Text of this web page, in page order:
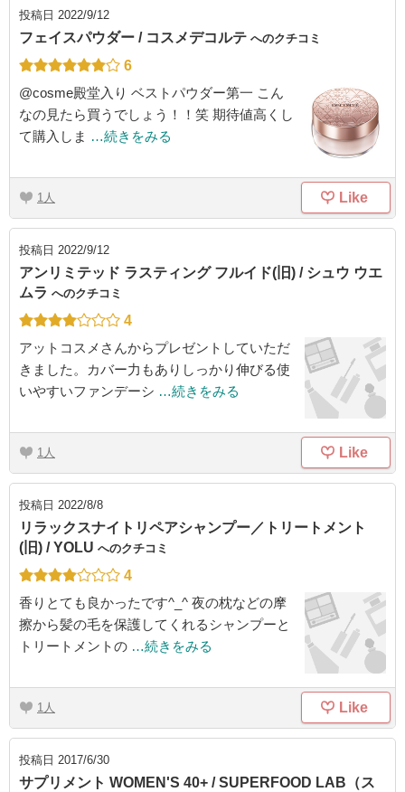
投稿日 2022/9/12
フェイスパウダー / コスメデコルテ へのクチコミ
6
@cosme殿堂入り ベストパウダー第一 こん
なの見たら買うでしょう！！笑 期待値高くし
て購入しま …続きをみる
1 Like
投稿日 2022/9/12
アンリミテッド ラスティング フルイド(旧) / シュウ ウエ
ムラ へのクチコミ
4
アットコスメさんからプレゼントしていただ
きました。カバー力もありしっかり伸びる使
いやすいファンデーシ …続きをみる
1 Like
投稿日 2022/8/8
リラックスナイトリペアシャンプー／トリートメント
(旧) / YOLU へのクチコミ
4
香りとても良かったです^_^ 夜の枕などの摩
擦から髪の毛を保護してくれるシャンプーと
トリートメントの …続きをみる
1 Like
投稿日 2017/6/30
サプリメント WOMEN'S 40+ / SUPERFOOD LAB（ス